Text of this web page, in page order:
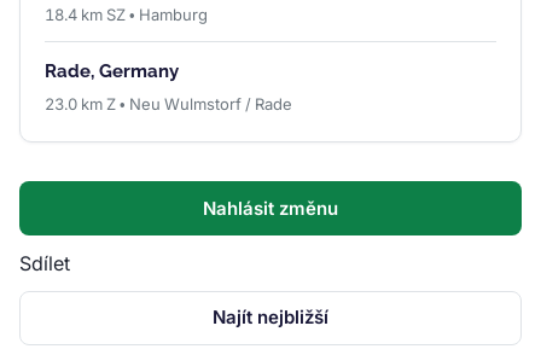
18.4 km SZ • Hamburg
Rade, Germany
23.0 km Z • Neu Wulmstorf / Rade
Nahlásit změnu
Sdílet
Najít nejbližší